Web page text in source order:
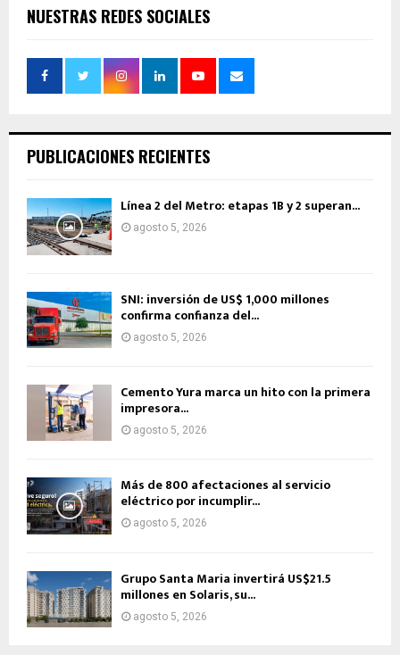
NUESTRAS REDES SOCIALES
PUBLICACIONES RECIENTES
Línea 2 del Metro: etapas 1B y 2 superan...
agosto 5, 2026
SNI: inversión de US$ 1,000 millones
confirma confianza del...
agosto 5, 2026
Cemento Yura marca un hito con la primera
impresora...
agosto 5, 2026
Más de 800 afectaciones al servicio
eléctrico por incumplir...
agosto 5, 2026
Grupo Santa Maria invertirá US$21.5
millones en Solaris, su...
agosto 5, 2026